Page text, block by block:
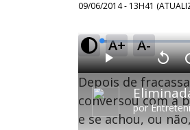
09/06/2014 - 13H41
A+ A-
por
P
l
a
y
V
o
l
t
a
r
1
A
v
a
n
ç
a
r
1
0
L
o
a
d
e
:
.
2
%
Depois de
conversou com a
e se achou, ou